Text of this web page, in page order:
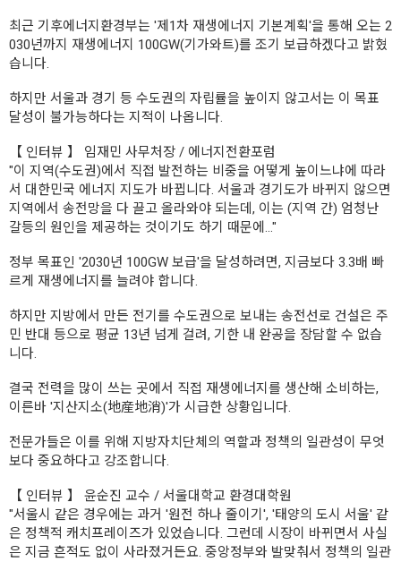
최근 기후에너지환경부는 '제1차 재생에너지 기본계획'을 통해 오는 2
030년까지 재생에너지 100GW(기가와트)를 조기 보급하겠다고 밝혔
습니다.
하지만 서울과 경기 등 수도권의 자립률을 높이지 않고서는 이 목표
달성이 불가능하다는 지적이 나옵니다.
【 인터뷰 】 임재민 사무처장 / 에너지전환포럼
"이 지역(수도권)에서 직접 발전하는 비중을 어떻게 높이느냐에 따라
서 대한민국 에너지 지도가 바뀝니다. 서울과 경기도가 바뀌지 않으면
지역에서 송전망을 다 끌고 올라와야 되는데, 이는 (지역 간) 엄청난
갈등의 원인을 제공하는 것이기도 하기 때문에…"
정부 목표인 '2030년 100GW 보급'을 달성하려면, 지금보다 3.3배 빠
르게 재생에너지를 늘려야 합니다.
하지만 지방에서 만든 전기를 수도권으로 보내는 송전선로 건설은 주
민 반대 등으로 평균 13년 넘게 걸려, 기한 내 완공을 장담할 수 없습
니다.
결국 전력을 많이 쓰는 곳에서 직접 재생에너지를 생산해 소비하는,
이른바 '지산지소(地産地消)'가 시급한 상황입니다.
전문가들은 이를 위해 지방자치단체의 역할과 정책의 일관성이 무엇
보다 중요하다고 강조합니다.
【 인터뷰 】 윤순진 교수 / 서울대학교 환경대학원
"서울시 같은 경우에는 과거 '원전 하나 줄이기', '태양의 도시 서울' 같
은 정책적 캐치프레이즈가 있었습니다. 그런데 시장이 바뀌면서 사실
은 지금 흔적도 없이 사라졌거든요. 중앙정부와 발맞춰서 정책의 일관